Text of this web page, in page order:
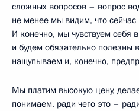
сложных вопросов – вопрос
не менее мы видим, что сейчас
И конечно, мы чувствуем себя
и будем обязательно полезны
нащупываем и, конечно,
Мы платим высокую цену,
понимаем, ради чего это –